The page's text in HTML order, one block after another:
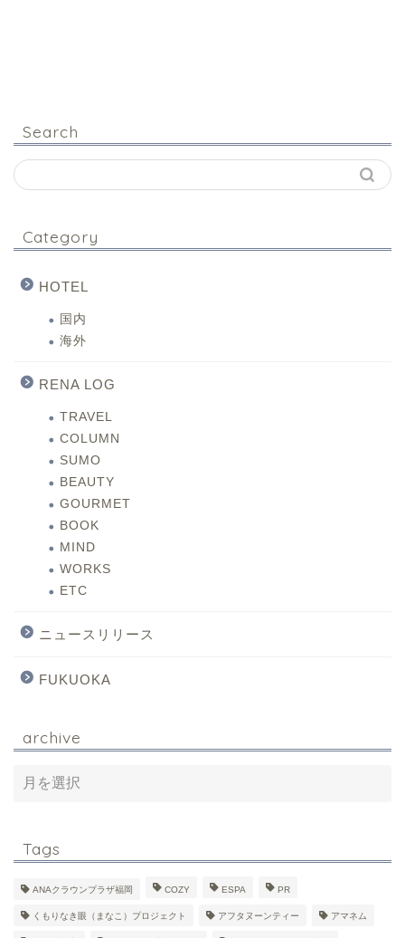
Search
Category
HOTEL
国内
海外
RENA LOG
TRAVEL
COLUMN
SUMO
BEAUTY
GOURMET
BOOK
MIND
WORKS
ETC
ニュースリリース
FUKUOKA
archive
Tags
ANAクラウンプラザ福岡 COZY ESPA PR
くもりなき眼（まなこ）プロジェクト アフタヌーンティー アマネム